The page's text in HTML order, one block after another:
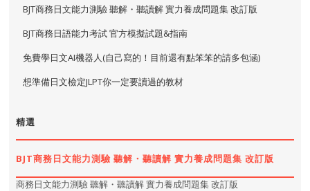
BJT商務日文能力測驗 聽解・聽讀解 實力養成問題集 改訂版
BJT商務日語能力考試 官方模擬試題&指南
免費學日文AI機器人(自己寫的！目前還有點笨笨的請多包涵)
想準備日文檢定JLPT你一定要讀過的教材
精選
BJT商務日文能力測驗 聽解・聽讀解 實力養成問題集 改訂版
商務日文能力測驗 聽解・聽讀解 實力養成問題集 改訂版